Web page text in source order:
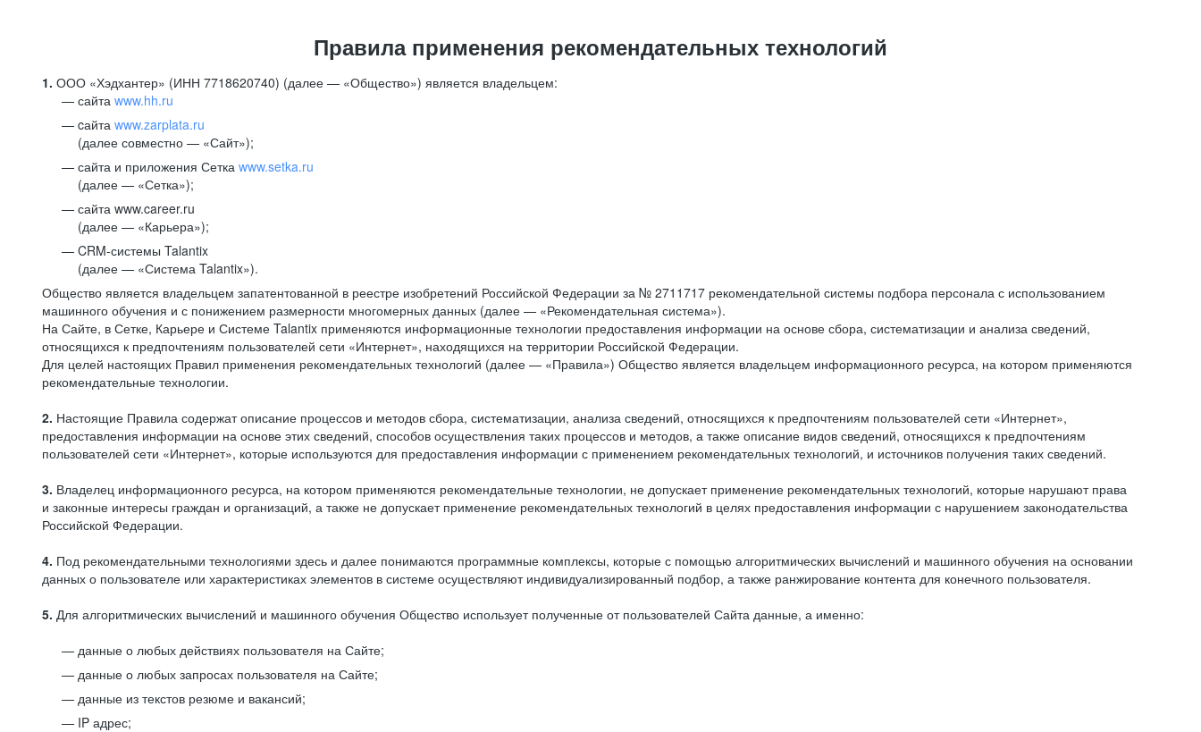
Правила применения рекомендательных технологий
1. ООО «Хэдхантер» (ИНН 7718620740) (далее — «Общество») является владельцем:
сайта www.hh.ru
cайта www.zarplata.ru
(далее совместно — «Сайт»);
сайта и приложения Сетка www.setka.ru
(далее — «Сетка»);
сайта www.career.ru
(далее — «Карьера»);
CRM-системы Talantix
(далее — «Система Talantix»).
Общество является владельцем запатентованной в реестре изобретений Российской Федерации за № 2711717 рекомендательной системы подбора персонала с использованием
машинного обучения и с понижением размерности многомерных данных (далее — «Рекомендательная система»).
На Сайте, в Сетке, Карьере и Системе Talantix применяются информационные технологии предоставления информации на основе сбора, систематизации и анализа сведений,
относящихся к предпочтениям пользователей сети «Интернет», находящихся на территории Российской Федерации.
Для целей настоящих Правил применения рекомендательных технологий (далее — «Правила») Общество является владельцем информационного ресурса, на котором применяются
рекомендательные технологии.
2. Настоящие Правила содержат описание процессов и методов сбора, систематизации, анализа сведений, относящихся к предпочтениям пользователей сети «Интернет»,
предоставления информации на основе этих сведений, способов осуществления таких процессов и методов, а также описание видов сведений, относящихся к предпочтениям
пользователей сети «Интернет», которые используются для предоставления информации с применением рекомендательных технологий, и источников получения таких сведений.
3. Владелец информационного ресурса, на котором применяются рекомендательные технологии, не допускает применение рекомендательных технологий, которые нарушают права
и законные интересы граждан и организаций, а также не допускает применение рекомендательных технологий в целях предоставления информации с нарушением законодательства
Российской Федерации.
4. Под рекомендательными технологиями здесь и далее понимаются программные комплексы, которые с помощью алгоритмических вычислений и машинного обучения на основании
данных о пользователе или характеристиках элементов в системе осуществляют индивидуализированный подбор, а также ранжирование контента для конечного пользователя.
5. Для алгоритмических вычислений и машинного обучения Общество использует полученные от пользователей Сайта данные, а именно:
данные о любых действиях пользователя на Сайте;
данные о любых запросах пользователя на Сайте;
данные из текстов резюме и вакансий;
IP адрес;